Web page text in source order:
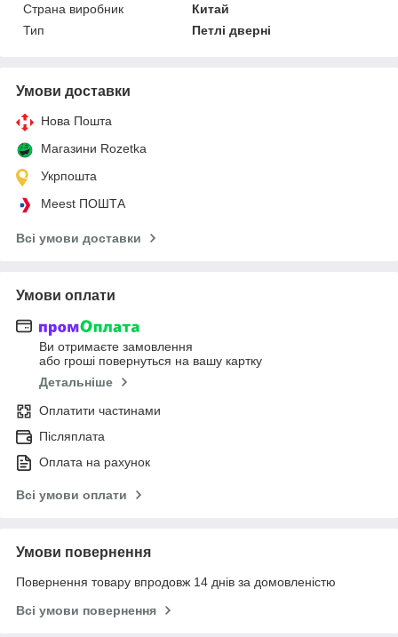
Страна виробник
Китай
Тип
Петлі дверні
Умови доставки
Нова Пошта
Магазини Rozetka
Укрпошта
Meest ПОШТА
Всі умови доставки
Умови оплати
Ви отримаєте замовлення
або гроші повернуться на вашу картку
Детальніше
Оплатити частинами
Післяплата
Оплата на рахунок
Всі умови оплати
Умови повернення
Повернення товару впродовж 14 днів за домовленістю
Всі умови повернення